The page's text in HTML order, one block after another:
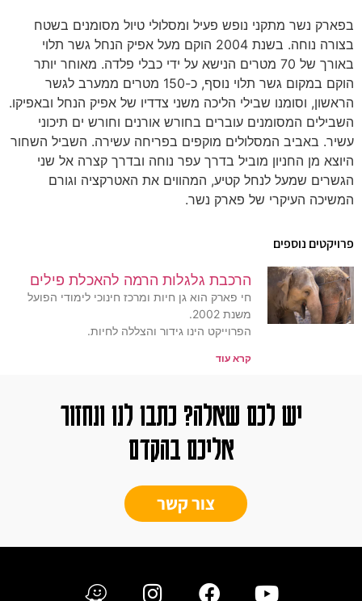
בפארק נשר מתקני נופש פעיל ומסלולי טיול מסומנים בשטח
בצורה נוחה. בשנת 2004 הוקם מעל אפיק הנחל גשר תלוי
באורך של 70 מטרים הנישא על ידי כבלי פלדה. מאוחר יותר
הוקם במקום גשר תלוי נוסף, כ-150 מטרים ממערב לגשר
הראשון, וסומנו שבילי הליכה משני צדדיו של אפיק הנחל ובאפיקו.
השבילים המסומנים עוברים בחורש אורנים וחורש ים תיכוני
עשיר. באביב המסלולים מוקפים בפריחה עשירה. השביל השחור
היוצא מן החניון מוביל בדרך עפר נוחה ובדרך קצרה אל שני
הגשרים שמעל לנחל קטיע, המהווים את האטרקציה וגורם
המשיכה העיקרי של פארק נשר.
פרויקטים נוספים
הרכבת גלגלות הרמה להאכלת פילים
חי פארק הוא גן חיות ומרכז חינוכי לימודי הפועל
משנת 2002.
הפרוייקט הינו גידור והצללה לחיות.
קרא עוד
יש לכם שאלה? כתבו לנו ונחזור
אליכם בהקדם
צור קשר